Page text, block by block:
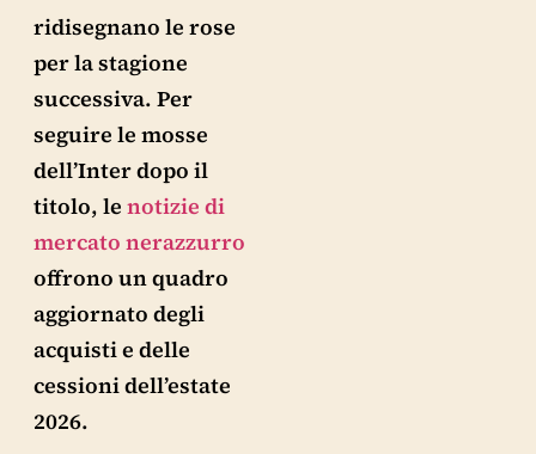
ridisegnano le rose
per la stagione
successiva. Per
seguire le mosse
dell’Inter dopo il
titolo, le notizie di
mercato nerazzurro
offrono un quadro
aggiornato degli
acquisti e delle
cessioni dell’estate
2026.